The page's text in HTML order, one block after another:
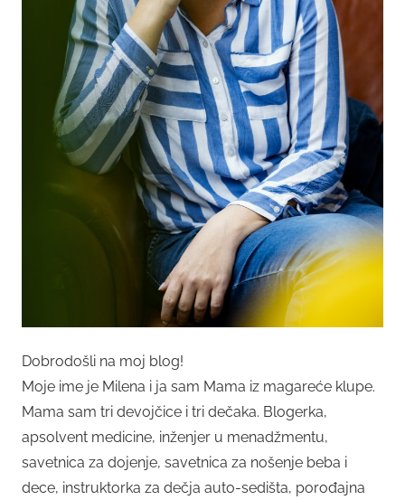
Dobrodošli na moj blog!
Moje ime je Milena i ja sam Mama iz magareće klupe.
Mama sam tri devojčice i tri dečaka. Blogerka,
apsolvent medicine, inženjer u menadžmentu,
savetnica za dojenje, savetnica za nošenje beba i
dece, instruktorka za dečja auto-sedišta, porođajna